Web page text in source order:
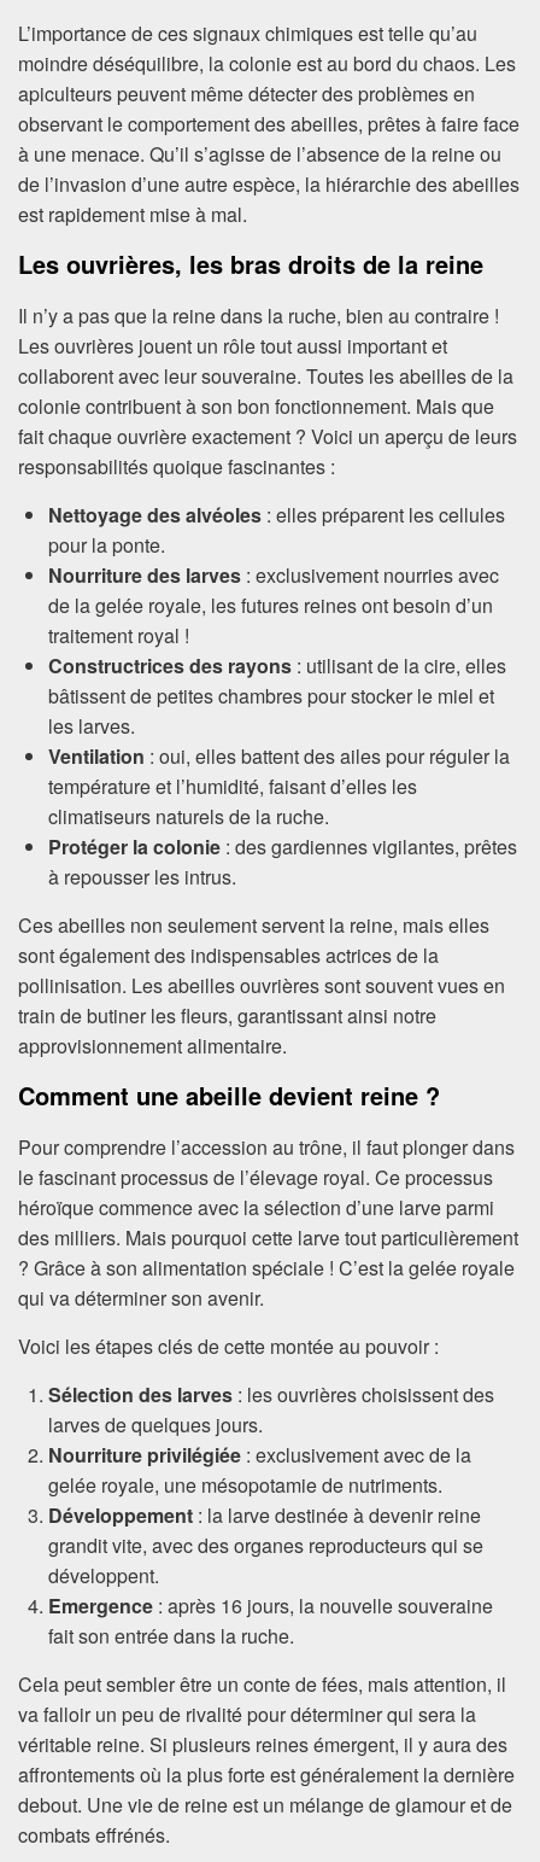
L’importance de ces signaux chimiques est telle qu’au
moindre déséquilibre, la colonie est au bord du chaos. Les
apiculteurs peuvent même détecter des problèmes en
observant le comportement des abeilles, prêtes à faire face
à une menace. Qu’il s’agisse de l’absence de la reine ou
de l’invasion d’une autre espèce, la hiérarchie des abeilles
est rapidement mise à mal.
Les ouvrières, les bras droits de la reine
Il n’y a pas que la reine dans la ruche, bien au contraire !
Les ouvrières jouent un rôle tout aussi important et
collaborent avec leur souveraine. Toutes les abeilles de la
colonie contribuent à son bon fonctionnement. Mais que
fait chaque ouvrière exactement ? Voici un aperçu de leurs
responsabilités quoique fascinantes :
Nettoyage des alvéoles : elles préparent les cellules
pour la ponte.
Nourriture des larves : exclusivement nourries avec
de la gelée royale, les futures reines ont besoin d’un
traitement royal !
Constructrices des rayons : utilisant de la cire, elles
bâtissent de petites chambres pour stocker le miel et
les larves.
Ventilation : oui, elles battent des ailes pour réguler la
température et l’humidité, faisant d’elles les
climatiseurs naturels de la ruche.
Protéger la colonie : des gardiennes vigilantes, prêtes
à repousser les intrus.
Ces abeilles non seulement servent la reine, mais elles
sont également des indispensables actrices de la
pollinisation. Les abeilles ouvrières sont souvent vues en
train de butiner les fleurs, garantissant ainsi notre
approvisionnement alimentaire.
Comment une abeille devient reine ?
Pour comprendre l’accession au trône, il faut plonger dans
le fascinant processus de l’élevage royal. Ce processus
héroïque commence avec la sélection d’une larve parmi
des milliers. Mais pourquoi cette larve tout particulièrement
? Grâce à son alimentation spéciale ! C’est la gelée royale
qui va déterminer son avenir.
Voici les étapes clés de cette montée au pouvoir :
Sélection des larves : les ouvrières choisissent des
larves de quelques jours.
Nourriture privilégiée : exclusivement avec de la
gelée royale, une mésopotamie de nutriments.
Développement : la larve destinée à devenir reine
grandit vite, avec des organes reproducteurs qui se
développent.
Emergence : après 16 jours, la nouvelle souveraine
fait son entrée dans la ruche.
Cela peut sembler être un conte de fées, mais attention, il
va falloir un peu de rivalité pour déterminer qui sera la
véritable reine. Si plusieurs reines émergent, il y aura des
affrontements où la plus forte est généralement la dernière
debout. Une vie de reine est un mélange de glamour et de
combats effrénés.